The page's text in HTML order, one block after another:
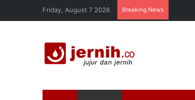
Friday, August 7 2026 Breaking News